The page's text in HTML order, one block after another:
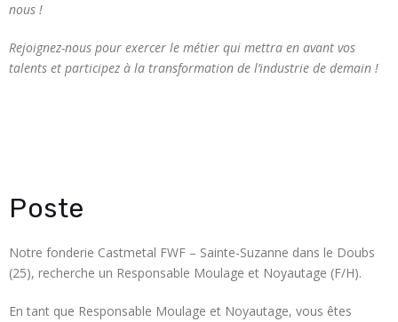
nous !
Rejoignez-nous pour exercer le métier qui mettra en avant vos
talents et participez à la transformation de l’industrie de demain !
Poste
Notre fonderie Castmetal FWF – Sainte-Suzanne dans le Doubs
(25), recherche un Responsable Moulage et Noyautage (F/H).
En tant que Responsable Moulage et Noyautage, vous êtes